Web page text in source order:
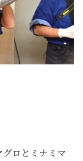
ロとミナミマ